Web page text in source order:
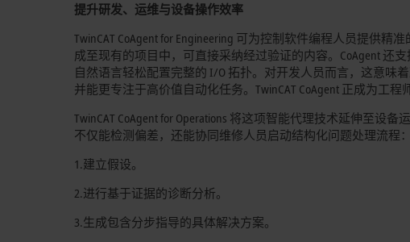
提升研发、运维与设备操作效率
TwinCAT CoAgent for Engineering 可为控制软件编程人员提供
成至现有的项目中，可直接采纳经过验证的内容。CoAgent 还
自然语言轻松配置完整的 I/O 拓扑。对开发人员而言，这意味
并能更专注于高价值自动化任务。TwinCAT CoAgent 正成为工
TwinCAT CoAgent for Operations 将这项智能代理技术延伸至设
不仅能检测偏差，还能协同维修人员启动结构化问题处理流程：
1.建立假设。
2.进行基于证据的诊断分析。
3.生成包含分步指导的具体解决方案。